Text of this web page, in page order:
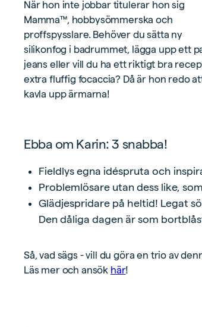
När hon inte jobbar titulerar hon sig
Mamma™, hobbysömmerska och
proffspysslare. Behöver du sätta ny
silikonfog i badrummet, lägga upp ett
jeans eller vill du ha ett riktigt bra
extra fluffig focaccia? Då är hon redo
kavla upp ärmarna!
Ebba om Karin: 3 snabba!
Fieldlys egna idéspruta och
Problemlösare utan dess like,
Glädjespridare på heltid! Legat
Den dåliga dagen är som
Så, vad sägs - vill du göra en trio av
Läs mer och ansök här!